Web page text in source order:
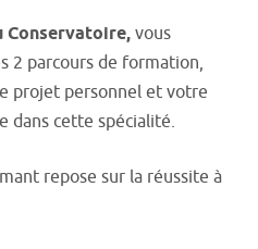
Conservatoire, vous
2 parcours de formation,
projet personnel et votre
dans cette spécialité.
repose sur la réussite à